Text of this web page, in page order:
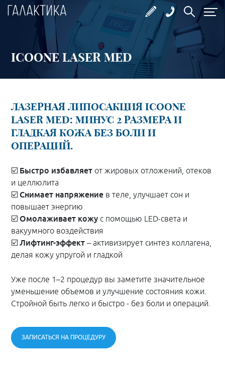
ICOONE LASER MED
ЛАЗЕРНАЯ ЛИПОСАКЦИЯ ICOONE
LASER MED: МИНУС 2 РАЗМЕРА И
ГЛАДКАЯ КОЖА БЕЗ БОЛИ И
ОПЕРАЦИЙ.
☑️ Быстро избавляет от жировых отложений, отеков
и целлюлита
☑️ Снимает напряжение в теле, улучшает сон и
повышает энергию
☑️ Омолаживает кожу с помощью LED-света и
вакуумного воздействия
☑️ Лифтинг-эффект – активизирует синтез коллагена,
делая кожу упругой и гладкой
Уже после 1–2 процедур вы заметите значительное
уменьшение объемов и улучшение состояния кожи.
Стройной быть легко и быстро - без боли и операций.
ЗАПИСАТЬСЯ НА ПРОЦЕДУРУ